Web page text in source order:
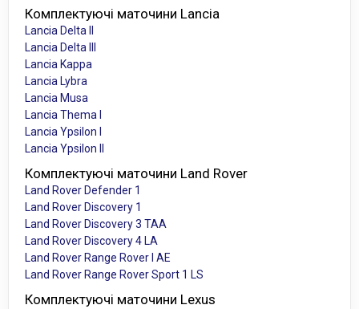
Комплектуючі маточини Lancia
Lancia Delta II
Lancia Delta III
Lancia Kappa
Lancia Lybra
Lancia Musa
Lancia Thema I
Lancia Ypsilon I
Lancia Ypsilon II
Комплектуючі маточини Land Rover
Land Rover Defender 1
Land Rover Discovery 1
Land Rover Discovery 3 TAA
Land Rover Discovery 4 LA
Land Rover Range Rover I AE
Land Rover Range Rover Sport 1 LS
Комплектуючі маточини Lexus